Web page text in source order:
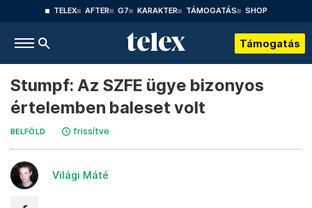
TELEX AFTER G7 KARAKTER TÁMOGATÁS SHOP
Támogatás
Stumpf: Az SZFE ügye bizonyos
értelemben baleset volt
BELFÖLD frissítve
Világi Máté